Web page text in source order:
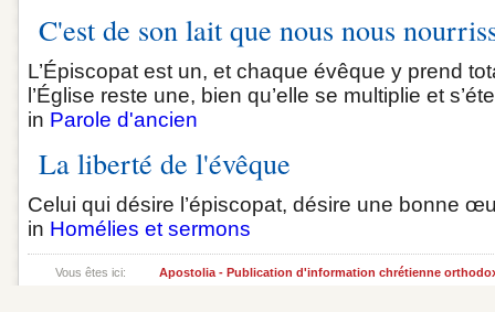
C'est de son lait que nous nous
L’Épiscopat est un, et chaque évêque y prend
l’Église reste une, bien qu’elle se multiplie et
in Parole d'ancien
La liberté de l'évêque
Celui qui désire l’épiscopat, désire une bonne
in Homélies et sermons
Vous êtes ici: Apostolia - Publication d'information chrétienne